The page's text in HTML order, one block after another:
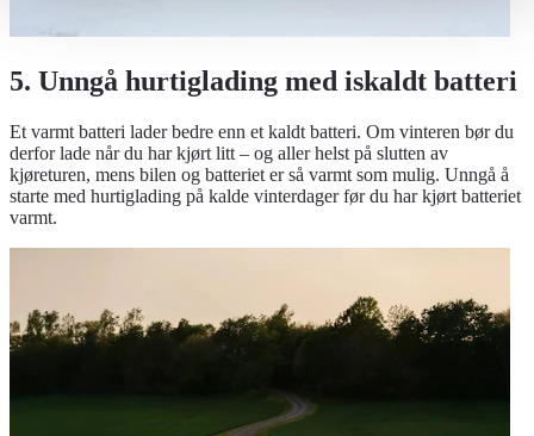
5. Unngå hurtiglading med iskaldt batteri
Et varmt batteri lader bedre enn et kaldt batteri. Om vinteren bør du
derfor lade når du har kjørt litt – og aller helst på slutten av
kjøreturen, mens bilen og batteriet er så varmt som mulig. Unngå å
starte med hurtiglading på kalde vinterdager før du har kjørt batteriet
varmt.